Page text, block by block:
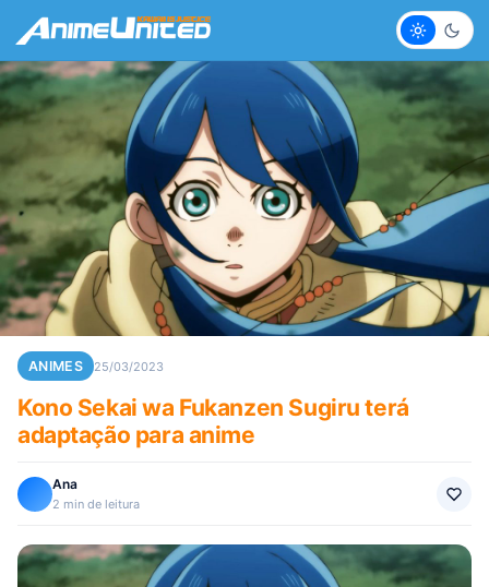
Claro
ANIMES 25/03/2023
Kono Sekai wa Fukanzen Sugiru terá
adaptação para anime
Ana
2 min de leitura